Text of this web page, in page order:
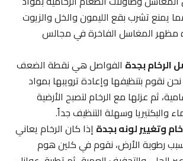
يمنع تشرب بقع الليمون والخل والزيوت
المغاسل الفاخرة في مجالس
بجدةالفواصل هي نقطة الضعف
نقوم بتنظيفها وإعادة ترويبها بمواد
ثم عزلها مع الرخام لتصبح الأرضية
وسهلة التنظيف جداً.
وتغيير لونه بجدةإذا كان الرخام يعاني
رطوبة الأرض، نقوم في كلين هوم